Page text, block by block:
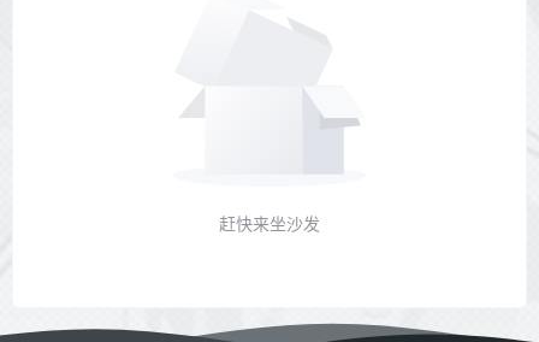
赶快来坐沙发